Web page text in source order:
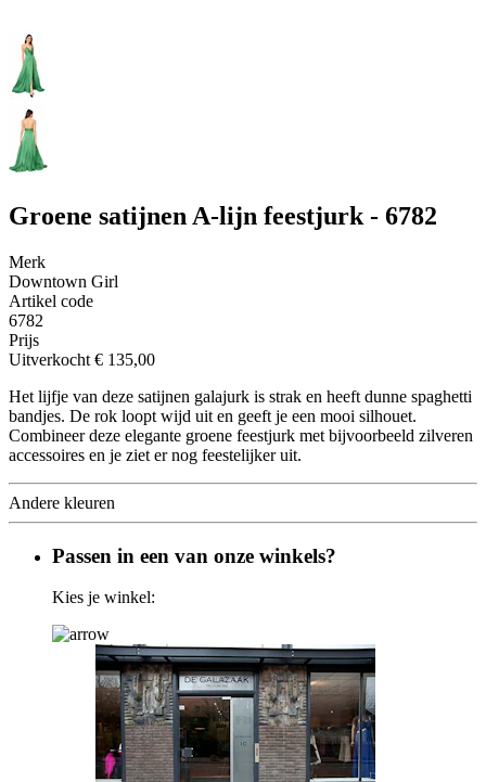
Groene satijnen A-lijn feestjurk - 6782
Merk
Downtown Girl
Artikel code
6782
Prijs
Uitverkocht € 135,00
Het lijfje van deze satijnen galajurk is strak en heeft dunne spaghetti
bandjes. De rok loopt wijd uit en geeft je een mooi silhouet.
Combineer deze elegante groene feestjurk met bijvoorbeeld zilveren
accessoires en je ziet er nog feestelijker uit.
Andere kleuren
Passen in een van onze winkels?
Kies je winkel: